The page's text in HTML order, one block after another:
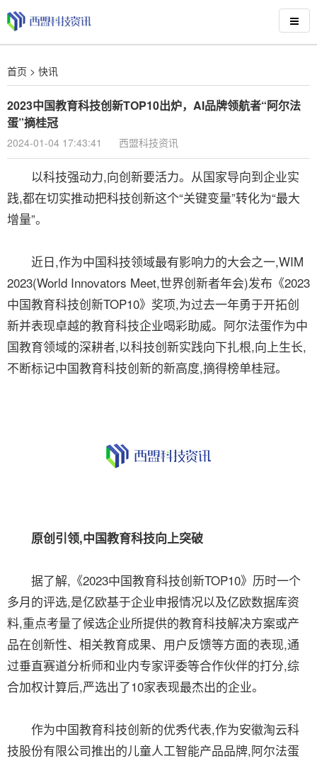
首页 > 快讯
2023中国教育科技创新TOP10出炉，AI品牌领航者“阿尔法
蛋”摘桂冠
2024-01-04 17:43:41 西盟科技资讯
以科技强动力,向创新要活力。从国家导向到企业实
践,都在切实推动把科技创新这个“关键变量”转化为“最大
增量”。
近日,作为中国科技领域最有影响力的大会之一,WIM
2023(World Innovators Meet,世界创新者年会)发布《2023
中国教育科技创新TOP10》奖项,为过去一年勇于开拓创
新并表现卓越的教育科技企业喝彩助威。阿尔法蛋作为中
国教育领域的深耕者,以科技创新实践向下扎根,向上生长,
不断标记中国教育科技创新的新高度,摘得榜单桂冠。
原创引领,中国教育科技向上突破
据了解,《2023中国教育科技创新TOP10》历时一个
多月的评选,是亿欧基于企业申报情况以及亿欧数据库资
料,重点考量了候选企业所提供的教育科技解决方案或产
品在创新性、相关教育成果、用户反馈等方面的表现,通
过垂直赛道分析师和业内专家评委等合作伙伴的打分,综
合加权计算后,严选出了10家表现最杰出的企业。
作为中国教育科技创新的优秀代表,作为安徽淘云科
技股份有限公司推出的儿童人工智能产品品牌,阿尔法蛋